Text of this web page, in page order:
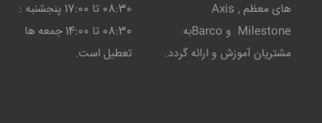
08:30 تا 17:00 پنجشنبه :
08:30 تا 14:00 جمعه ها
تعطیل است.
های معظم Axis ,
Milestone و Barcoبه
مشتریان آموزش و ارائه گردد.